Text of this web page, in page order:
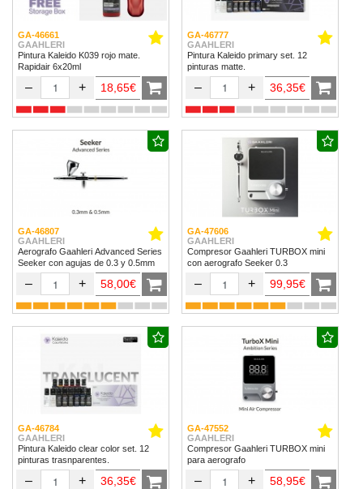
GA-46661
GAAHLERI
Pintura Kaleido K039 rojo mate.
Rapidair 6x20ml
– + 18,65€
GA-46777
GAAHLERI
Pintura Kaleido primary set. 12
pinturas matte.
– + 36,35€
GA-46807
GAAHLERI
Aerografo Gaahleri Advanced Series
Seeker con agujas de 0.3 y 0.5mm
– + 58,00€
GA-47606
GAAHLERI
Compresor Gaahleri TURBOX mini
con aerografo Seeker 0.3
– + 99,95€
GA-46784
GAAHLERI
Pintura Kaleido clear color set. 12
pinturas trasnparentes.
– + 36,35€
GA-47552
GAAHLERI
Compresor Gaahleri TURBOX mini
para aerografo
– + 58,95€